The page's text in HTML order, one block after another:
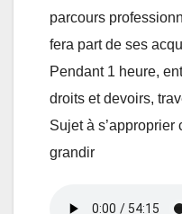
parcours
fera part de ses
Pendant 1 heure,
droits et devoirs,
Sujet à
grandir